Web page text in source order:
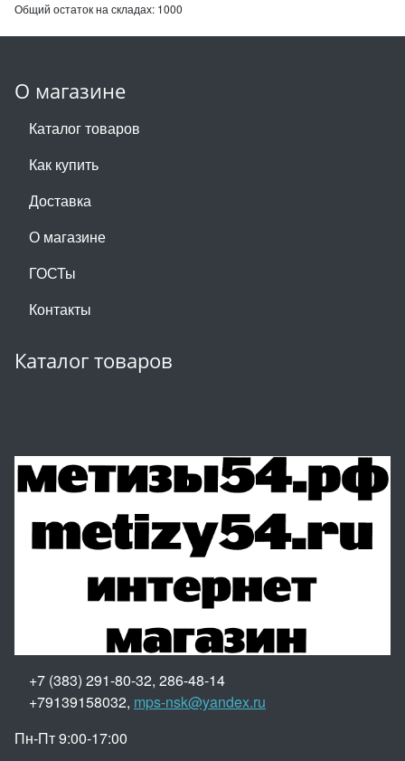
Общий остаток на складах: 1000
О магазине
Каталог товаров
Как купить
Доставка
О магазине
ГОСТы
Контакты
Каталог товаров
+7 (383) 291-80-32, 286-48-14
+79139158032, mps-nsk@yandex.ru
Пн-Пт 9:00-17:00